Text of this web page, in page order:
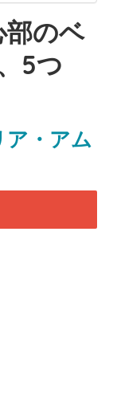
部のベ
5つ
ア・アム